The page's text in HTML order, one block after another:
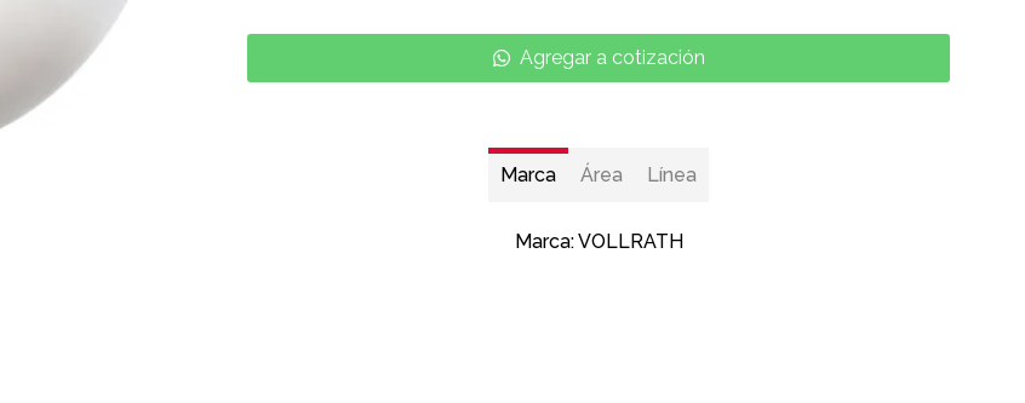
Agregar a cotización
Marca Área Línea
Marca:VOLLRATH